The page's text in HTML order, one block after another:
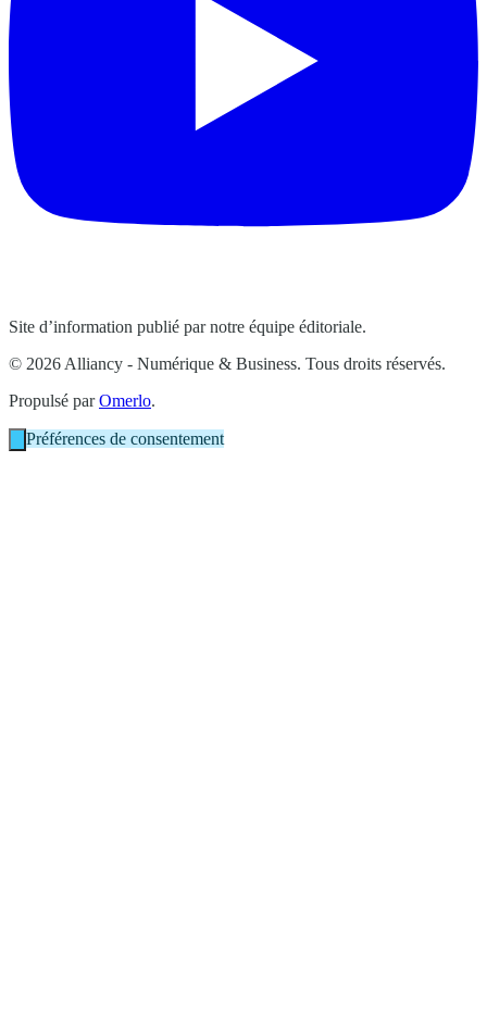
Site d’information publié par notre équipe éditoriale.
© 2026 Alliancy - Numérique & Business. Tous droits réservés.
Propulsé parOmerlo.
Préférences de consentement